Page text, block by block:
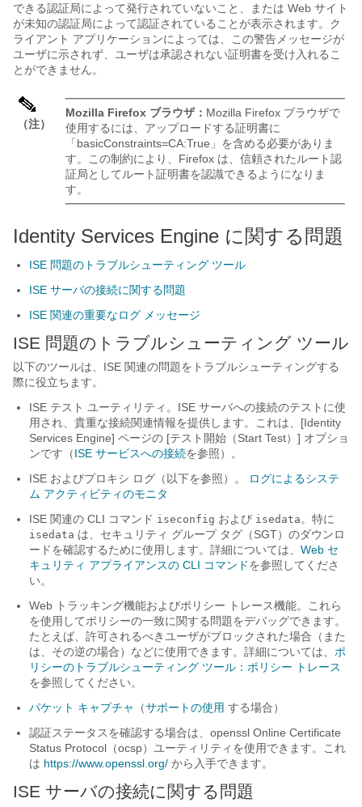
できる認証局によって発行されていないこと、または Web サイト
が未知の認証局によって認証されていることが表示されます。ク
ライアント アプリケーションによっては、この警告メッセージが
ユーザに示されず、ユーザは承認されない証明書を受け入れるこ
とができません。
（注）
Mozilla Firefox ブラウザ： Mozilla Firefox ブラウザで
使用するには、アップロードする証明書に
「basicConstraints=CA:True」を含める必要がありま
す。この制約により、Firefox は、信頼されたルート認
証局としてルート証明書を認識できるようになりま
す。
Identity Services Engine に関する問題
ISE 問題のトラブルシューティング ツール
ISE サーバの接続に関する問題
ISE 関連の重要なログ メッセージ
ISE 問題のトラブルシューティング ツール
以下のツールは、ISE 関連の問題をトラブルシューティングする
際に役立ちます。
ISE テスト ユーティリティ。ISE サーバへの接続のテストに使
用され、貴重な接続関連情報を提供します。これは、[Identity
Services Engine] ページの [テスト開始（Start Test）] オプショ
ンです（ISE サービスへの接続を参照）。
ISE およびプロキシ ログ（以下を参照）。
ログによるシステ
ム アクティビティのモニタ
ISE 関連の CLI コマンド iseconfig および isedata 。特に
isedata は、セキュリティ グループ タグ（SGT）のダウンロ
ードを確認するために使用します。詳細については、 Web セ
キュリティ アプライアンスの CLI コマンドを参照してくださ
い。
Web トラッキング機能およびポリシー トレース機能。これら
を使用してポリシーの一致に関する問題をデバッグできます。
たとえば、許可されるべきユーザがブロックされた場合（また
は、その逆の場合）などに使用できます。詳細については、 ポ
リシーのトラブルシューティング ツール：ポリシー トレース
を参照してください。
パケット キャプチャ
（サポートの使用 する場合）
認証ステータスを確認する場合は、openssl Online Certificate
Status Protocol（ocsp）ユーティリティを使用できます。これ
は https://www.openssl.org/ から入手できます。
ISE サーバの接続に関する問題